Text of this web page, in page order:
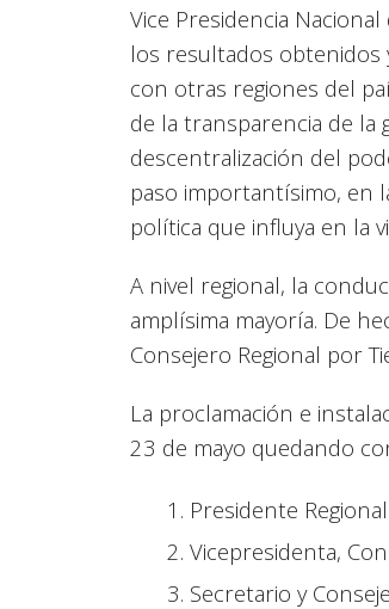
Vice Presidencia
los resultados obtenidos
con otras regiones del
de la transparencia de la
descentralización del
paso importantísimo, en
política que influya en la
A nivel regional, la
amplísima mayoría. De
Consejero Regional por
La proclamación e
23 de mayo quedando
Presidente
Vicepresidenta,
Secretario y